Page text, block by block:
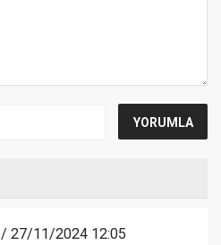
/ 27/11/2024 12:05